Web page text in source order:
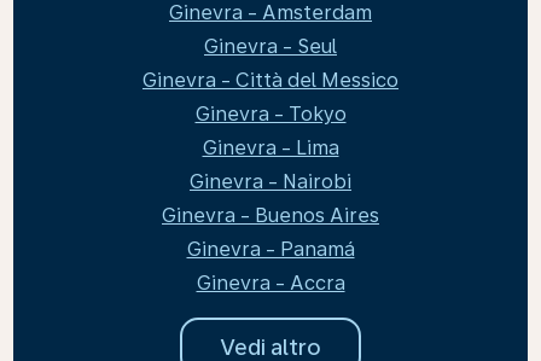
Ginevra - Amsterdam
Ginevra - Seul
Ginevra - Città del Messico
Ginevra - Tokyo
Ginevra - Lima
Ginevra - Nairobi
Ginevra - Buenos Aires
Ginevra - Panamá
Ginevra - Accra
Vedi altro